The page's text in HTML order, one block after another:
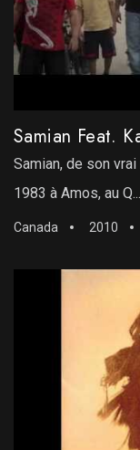
Samian Feat.
Samian, de son
1983 à Amos, au Q...
Canada 2010